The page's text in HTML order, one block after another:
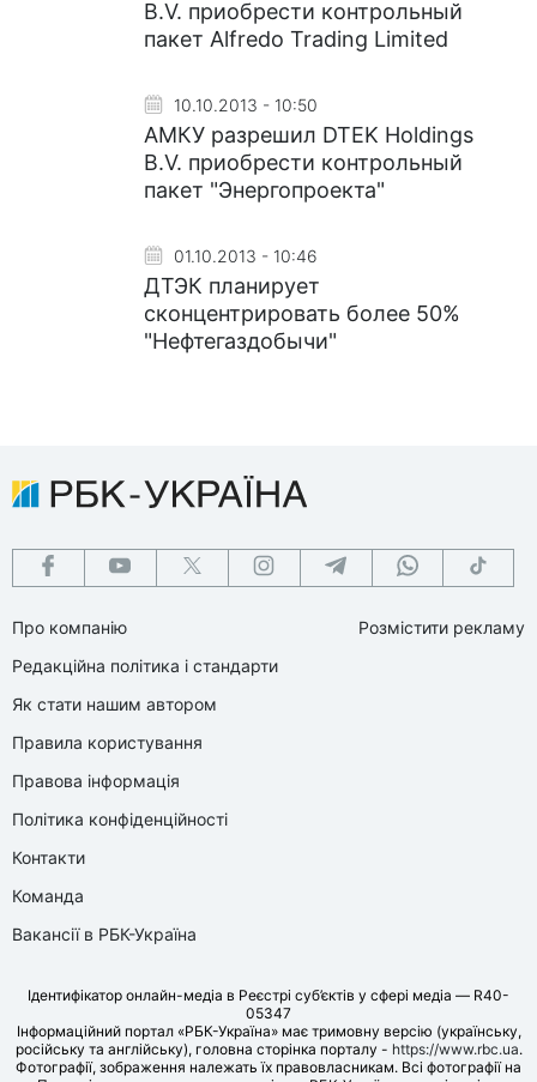
B.V. приобрести контрольный
пакет Alfredo Trading Limited
10.10.2013 - 10:50
АМКУ разрешил DTEK Holdings
B.V. приобрести контрольный
пакет "Энергопроекта"
01.10.2013 - 10:46
ДТЭК планирует
сконцентрировать более 50%
"Нефтегаздобычи"
Про компанію
Редакційна політика і стандарти
Як стати нашим автором
Правила користування
Правова інформація
Політика конфіденційності
Контакти
Команда
Вакансії в РБК-Україна
Розмістити рекламу
Ідентифікатор онлайн-медіа в Реєстрі суб’єктів у сфері медіа — R40-
05347
Інформаційний портал «РБК-Україна» має тримовну версію (українську,
російську та англійську), головна сторінка порталу - https://www.rbc.ua.
Фотографії, зображення належать їх правовласникам. Всі фотографії на